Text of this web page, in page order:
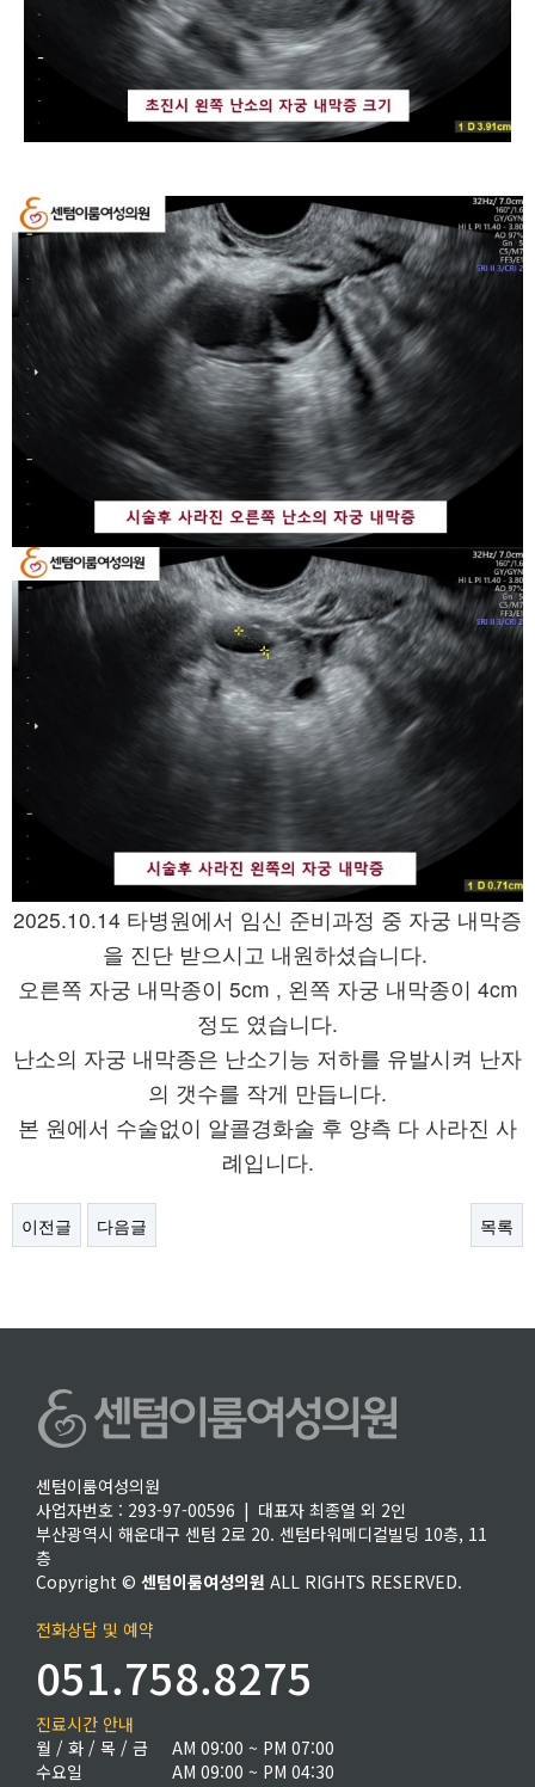
2025.10.14 타병원에서 임신 준비과정 중 자궁 내막증
을 진단 받으시고 내원하셨습니다.
오른쪽 자궁 내막종이 5cm , 왼쪽 자궁 내막종이 4cm
정도 였습니다.
난소의 자궁 내막종은 난소기능 저하를 유발시켜 난자
의 갯수를 작게 만듭니다.
본 원에서 수술없이 알콜경화술 후 양측 다 사라진 사
례입니다.
이전글 다음글 목록
센텀이룸여성의원
사업자번호 : 293-97-00596 | 대표자 최종열 외 2인
부산광역시 해운대구 센텀 2로 20. 센텀타워메디컬빌딩 10층, 11
층
Copyright © 센텀이룸여성의원 ALL RIGHTS RESERVED.
전화상담 및 예약
051.758.8275
진료시간 안내
월 / 화 / 목 / 금
AM 09:00 ~ PM 07:00
수요일
AM 09:00 ~ PM 04:30